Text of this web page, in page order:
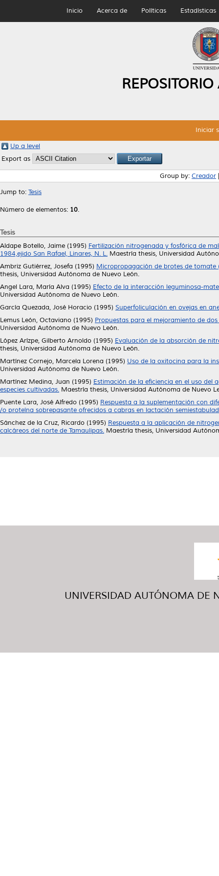
Inicio Acerca de Políticas Estadísticas
Iniciar
Up a level
Export as
Group by: Creador
Jump to: Tesis
Número de elementos: 10.
Tesis
Aldape Botello, Jaime (1995) Fertilización nitrogenada y fosfórica de
1984,ejido San Rafael, Linares, N. L. Maestría thesis, Universidad
Ambriz Gutiérrez, Josefa (1995) Micropropagación de brotes de tomate
thesis, Universidad Autónoma de Nuevo León.
Angel Lara, María Alva (1995) Efecto de la interacción leguminosa-
Universidad Autónoma de Nuevo León.
García Quezada, José Horacio (1995) Superfoliculación en ovejas en
Lemus León, Octaviano (1995) Propuestas para el mejoramiento de
Universidad Autónoma de Nuevo León.
López Arízpe, Gilberto Arnoldo (1995) Evaluación de la absorción de
thesis, Universidad Autónoma de Nuevo León.
Martínez Cornejo, Marcela Lorena (1995) Uso de la oxitocina para la
Universidad Autónoma de Nuevo León.
Martínez Medina, Juan (1995) Estimación de la eficiencia en el uso del
especies cultivadas. Maestría thesis, Universidad Autónoma de Nuevo
Puente Lara, José Alfredo (1995) Respuesta a la suplementación con
/o proteína sobrepasante ofrecidos a cabras en lactación
Sánchez de la Cruz, Ricardo (1995) Respuesta a la aplicación de
calcáreos del norte de Tamaulipas. Maestría thesis, Universidad
UNIVERSIDAD AUTÓNOMA DE